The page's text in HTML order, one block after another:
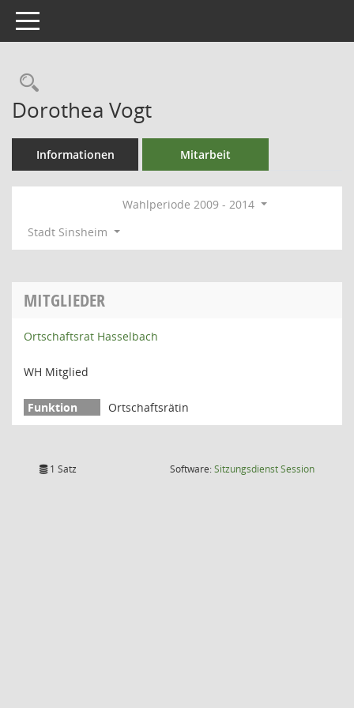
Toggle navigation
Rechercheauswahl
Dorothea Vogt
Informationen Mitarbeit
Wahlperiode 2009 - 2014
Stadt Sinsheim
MITGLIEDER
Ortschaftsrat Hasselbach
WH Mitglied
Ortschaftsrätin
1 Satz Software:SitzungsdienstSession(Wird in